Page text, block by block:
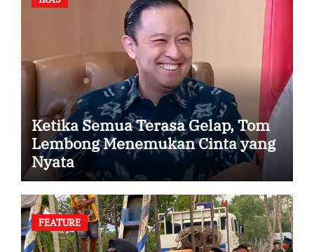
Ketika Semua Terasa Gelap, Tom
Lembong Menemukan Cinta yang
Nyata
FEATURE